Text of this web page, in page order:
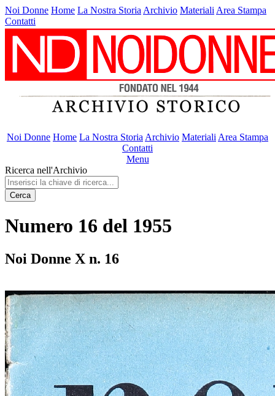
Noi Donne Home La Nostra Storia Archivio Materiali Area Stampa
Contatti
Noi Donne Home La Nostra Storia Archivio Materiali Area Stampa
Contatti
Menu
Ricerca nell'Archivio
Cerca
Numero 16 del 1955
Noi Donne X n. 16